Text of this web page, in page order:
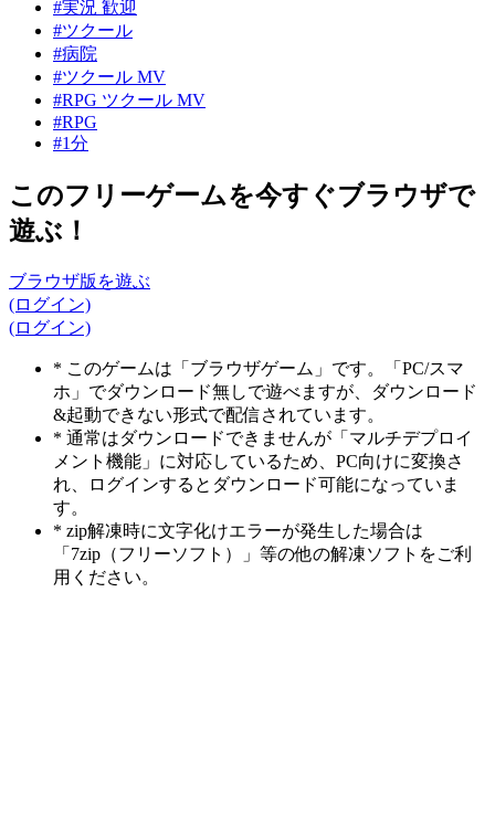
#実況 歓迎
#ツクール
#病院
#ツクール MV
#RPG ツクール MV
#RPG
#1分
このフリーゲームを今すぐブラウザで
遊ぶ！
ブラウザ版を遊ぶ
(ログイン)
(ログイン)
* このゲームは「ブラウザゲーム」です。「PC/スマ
ホ」でダウンロード無しで遊べますが、ダウンロード
&起動できない形式で配信されています。
* 通常はダウンロードできませんが「マルチデプロイ
メント機能」に対応しているため、PC向けに変換さ
れ、ログインするとダウンロード可能になっていま
す。
* zip解凍時に文字化けエラーが発生した場合は
「7zip（フリーソフト）」等の他の解凍ソフトをご利
用ください。